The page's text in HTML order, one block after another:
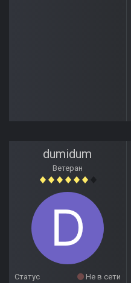
dumidum
Ветеран
Статус Не в сети